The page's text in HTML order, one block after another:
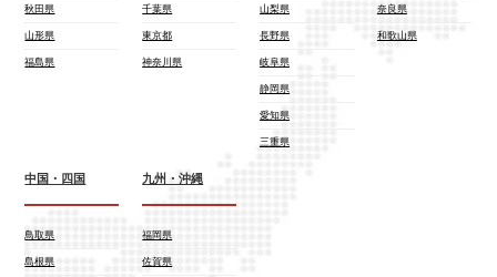
秋田県
山形県
福島県
千葉県
東京都
神奈川県
山梨県
長野県
岐阜県
静岡県
愛知県
三重県
奈良県
和歌山県
中国・四国
鳥取県
島根県
九州・沖縄
福岡県
佐賀県